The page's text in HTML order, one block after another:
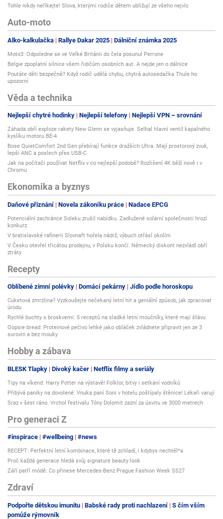
Tohle nikdy neříkejte! Slova, kterými rodiče dětem ubližují ze všeho nejvíc
Auto-moto
Alko-kalkulačka Rallye Dakar 2025 Dálniční známka 2025
Moto3: Odpoledne se ve Velké Británii do čela posunul Perrone
Belgie zpoplatní silnice všem řidičům osobních aut. A nejde jen o dálnice
Poutáte děti bezpečně? Když rodič udělá chybu, chytrá autosedačka Thule ho
upozorní
Věda a technika
Nejlepší chytré hodinky Nejlepší telefony Nejlepší VPN – srovnání
Záhada obří exploze rakety New Glenn se vyjasňuje. Selhal hlavní ventil kapalného
kyslíku motoru BE-4
Bose QuietComfort 2nd Gen přebírají funkce dražších Ultra. Mají prostorový zvuk,
lepší ANC a poslech přes USB-C
Jak na počítači používat Netflix v co nejlepší podobě? Rozlišení 4K běží nově i v
Chromu
Ekonomika a byznys
Daňové přiznání Novela zákoníku práce Nadace EPCG
Potenciální zachránce Soleku zrušil nabídku. Zadlužené solární společnosti hrozí
konkurz
V bratislavské rafinerii Slovnaft hořela nádrž, výbuch otřásl okolím
V Česku otevřel třicátou prodejnu, v Polsku končí. Německý diskont nezvládl obří
ztráty
Recepty
Oblíbené zimní polévky Domácí pekárny Jídlo podle horoskopu
Cuketová zmrzlina? Vyzkoušejte nečekaný letní hit a geniální způsob, jak zpracovat
úrodu
Rychlé buchty s broskvemi: 5 receptů na sladké letní moučníky, které mají šťávu
Oopsie bread: Proteinové pečivo lehké jako obláček zvládnete připravit jen ze 3
surovin a bez mouky
Hobby a zábava
BLESK Tlapky Divoký kačer Netflix filmy a seriály
Tipy na víkend: Harry Potter na výstavě! Folklor, bitvy i setkání vodníků
Přibývá paniky na dovolené: Vnuka paní Soni v hotelu poštípaly štěnice! Lékaři varují
Sraz v šest ráno. Vrchol festivalu Tóny Dolomit zazní za úsvitu ve 3000 metrech
Pro generaci Z
#inspirace #wellbeing #news
RECEPT: Perfektní letní kombinace, které tě zchladí, i kdybys nechtěl*a
Proč každá generace hledá svůj signature beauty look
Září patří módě: Co přinese Mercedes-Benz Prague Fashion Week SS27
Zdraví
Podpořte dětskou imunitu Babské rady proti nachlazení S čím vším
pomůže rýmovník